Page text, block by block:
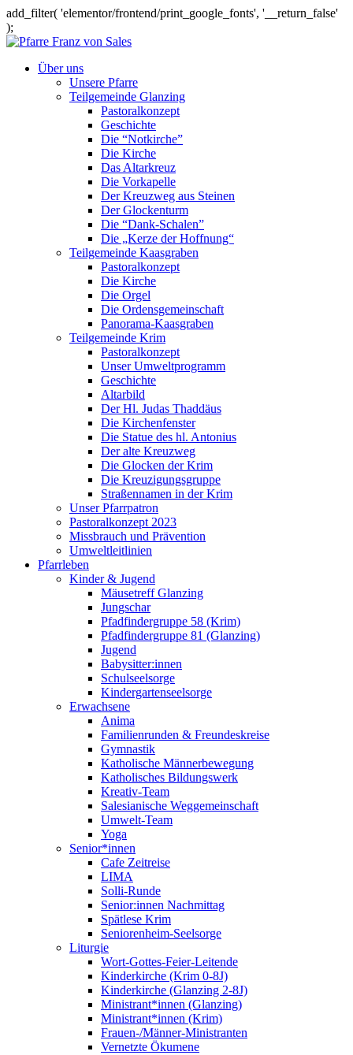
add_filter( 'elementor/frontend/print_google_fonts', '__return_false'
);
Über uns
Unsere Pfarre
Teilgemeinde Glanzing
Pastoralkonzept
Geschichte
Die “Notkirche”
Die Kirche
Das Altarkreuz
Die Vorkapelle
Der Kreuzweg aus Steinen
Der Glockenturm
Die “Dank-Schalen”
Die „Kerze der Hoffnung“
Teilgemeinde Kaasgraben
Pastoralkonzept
Die Kirche
Die Orgel
Die Ordensgemeinschaft
Panorama-Kaasgraben
Teilgemeinde Krim
Pastoralkonzept
Unser Umweltprogramm
Geschichte
Altarbild
Der Hl. Judas Thaddäus
Die Kirchenfenster
Die Statue des hl. Antonius
Der alte Kreuzweg
Die Glocken der Krim
Die Kreuzigungsgruppe
Straßennamen in der Krim
Unser Pfarrpatron
Pastoralkonzept 2023
Missbrauch und Prävention
Umweltleitlinien
Pfarrleben
Kinder & Jugend
Mäusetreff Glanzing
Jungschar
Pfadfindergruppe 58 (Krim)
Pfadfindergruppe 81 (Glanzing)
Jugend
Babysitter:innen
Schulseelsorge
Kindergartenseelsorge
Erwachsene
Anima
Familienrunden & Freundeskreise
Gymnastik
Katholische Männerbewegung
Katholisches Bildungswerk
Kreativ-Team
Salesianische Weggemeinschaft
Umwelt-Team
Yoga
Senior*innen
Cafe Zeitreise
LIMA
Solli-Runde
Senior:innen Nachmittag
Spätlese Krim
Seniorenheim-Seelsorge
Liturgie
Wort-Gottes-Feier-Leitende
Kinderkirche (Krim 0-8J)
Kinderkirche (Glanzing 2-8J)
Ministrant*innen (Glanzing)
Ministrant*innen (Krim)
Frauen-/Männer-Ministranten
Vernetzte Ökumene